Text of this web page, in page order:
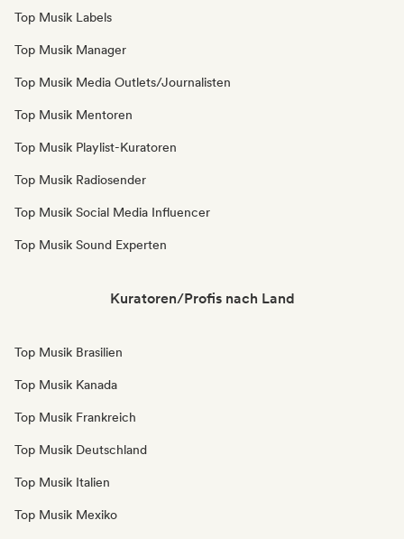
Top Musik Labels
Top Musik Manager
Top Musik Media Outlets/Journalisten
Top Musik Mentoren
Top Musik Playlist-Kuratoren
Top Musik Radiosender
Top Musik Social Media Influencer
Top Musik Sound Experten
Kuratoren/Profis nach Land
Top Musik Brasilien
Top Musik Kanada
Top Musik Frankreich
Top Musik Deutschland
Top Musik Italien
Top Musik Mexiko